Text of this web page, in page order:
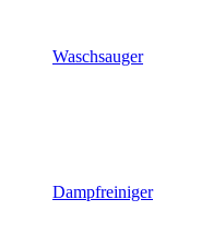
Waschsauger
Dampfreiniger